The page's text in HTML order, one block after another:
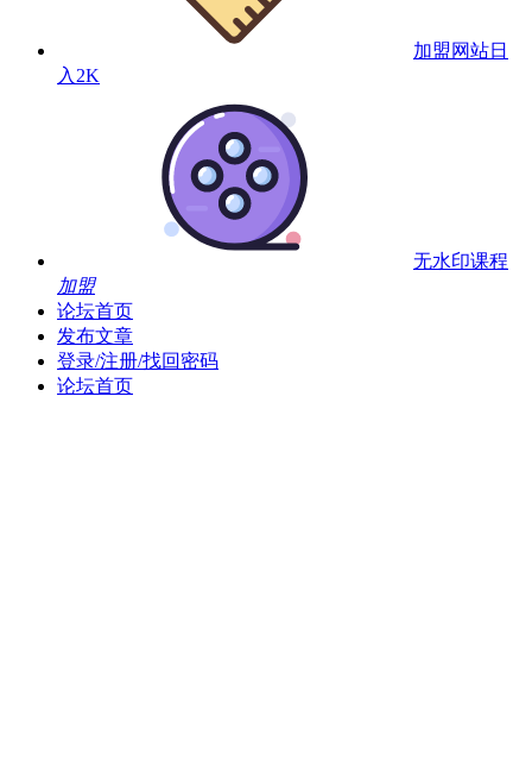
加盟网站日
入2K
无水印课程
加盟
论坛首页
发布文章
登录/注册/找回密码
论坛首页